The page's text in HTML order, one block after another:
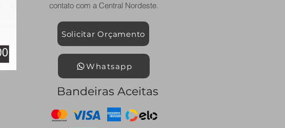
contato com a Central Nordeste.
Solicitar Orçamento
Whatsapp
Bandeiras Aceitas